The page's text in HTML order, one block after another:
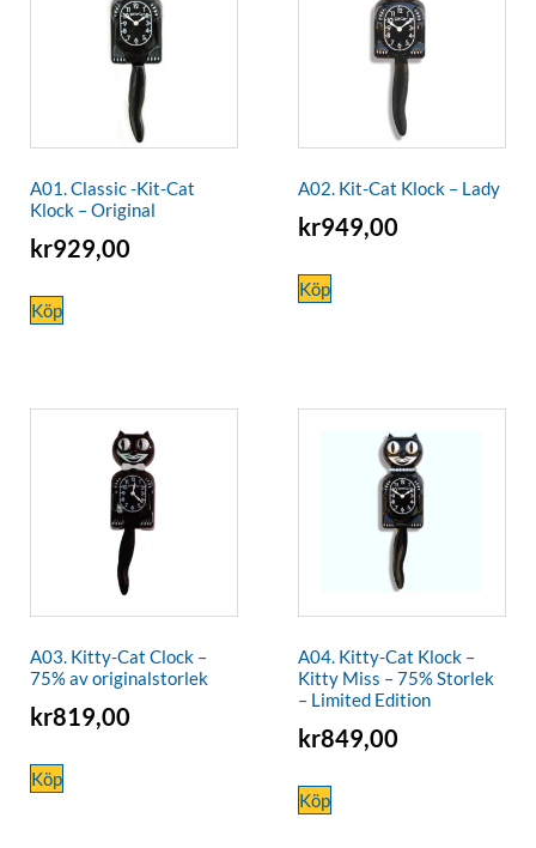
A01. Classic -Kit-Cat
Klock – Original
kr929,00
Köp
A02. Kit-Cat Klock – Lady
kr949,00
Köp
A03. Kitty-Cat Clock –
75% av originalstorlek
kr819,00
Köp
A04. Kitty-Cat Klock –
Kitty Miss – 75% Storlek
– Limited Edition
kr849,00
Köp